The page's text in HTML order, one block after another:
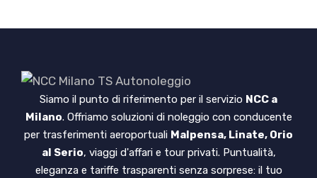
Siamo il punto di riferimento per il servizio NCC a
Milano. Offriamo soluzioni di noleggio con conducente
per trasferimenti aeroportuali Malpensa, Linate, Orio
al Serio, viaggi d'affari e tour privati. Puntualità,
eleganza e tariffe trasparenti senza sorprese: il tuo